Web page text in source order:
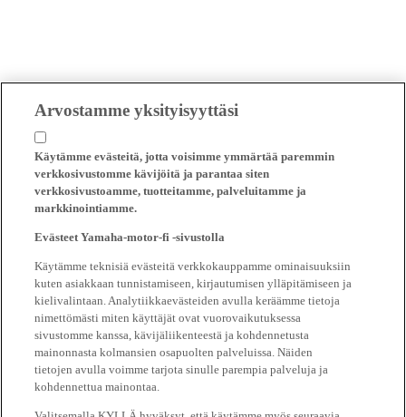
Arvostamme yksityisyyttäsi
Käytämme evästeitä, jotta voisimme ymmärtää paremmin
verkkosivustomme kävijöitä ja parantaa siten
verkkosivustoamme, tuotteitamme, palveluitamme ja
markkinointiamme.
Evästeet Yamaha-motor-fi -sivustolla
Käytämme teknisiä evästeitä verkkokauppamme ominaisuuksiin
kuten asiakkaan tunnistamiseen, kirjautumisen ylläpitämiseen ja
kielivalintaan. Analytiikkaevästeiden avulla keräämme tietoja
nimettömästi miten käyttäjät ovat vuorovaikutuksessa
sivustomme kanssa, kävijäliikenteestä ja kohdennetusta
mainonnasta kolmansien osapuolten palveluissa. Näiden
tietojen avulla voimme tarjota sinulle parempia palveluja ja
kohdennettua mainontaa.